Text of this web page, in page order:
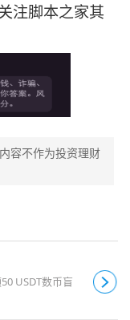
注脚本之家其
容不作为投资理财
USDT数币盲